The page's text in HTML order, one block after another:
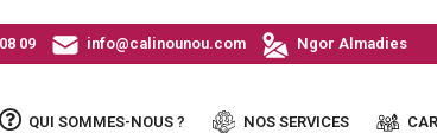
09 info@calinounou.com Ngor Almadies
QUI SOMMES-NOUS ? NOS SERVICES